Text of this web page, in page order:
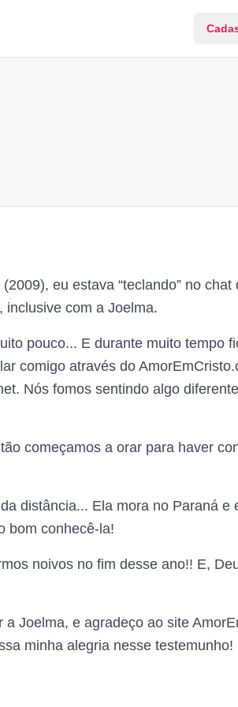
eu estava “teclando” no chat
inclusive com a Joelma.
pouco... E durante muito tempo
comigo através do
Nós fomos sentindo algo
começamos a orar para haver
distância... Ela mora no Paraná e
bom conhecê-la!
noivos no fim desse ano!! E,
Joelma, e agradeço ao site
minha alegria nesse testemunho!